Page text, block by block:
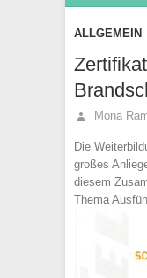
ALLGEMEIN
Mona
Die
großes
diesem
Thema